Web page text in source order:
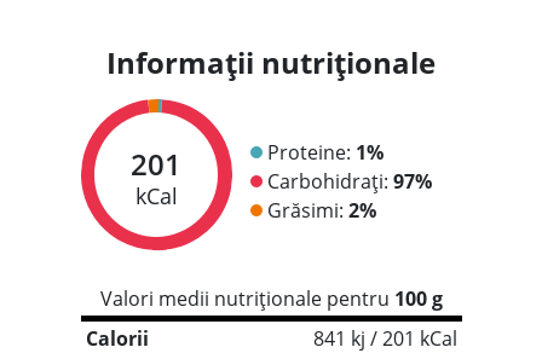
Informații nutriționale
201
kCal
Proteine: 1%
Carbohidrați: 97%
Grăsimi: 2%
Valori medii nutriționale pentru 100 g
Calorii
841 kj / 201 kCal